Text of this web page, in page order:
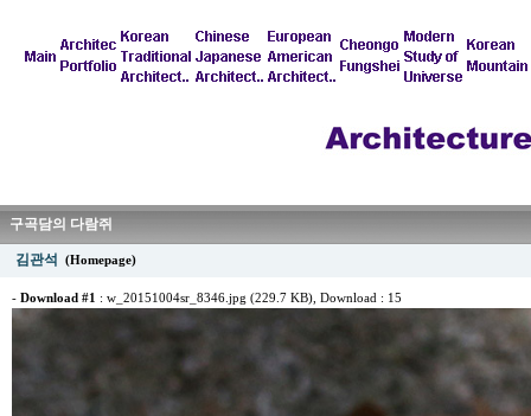
구곡담의 다람쥐
김관석 (Homepage)
- Download #1 : w_20151004sr_8346.jpg (229.7 KB) , Download : 15